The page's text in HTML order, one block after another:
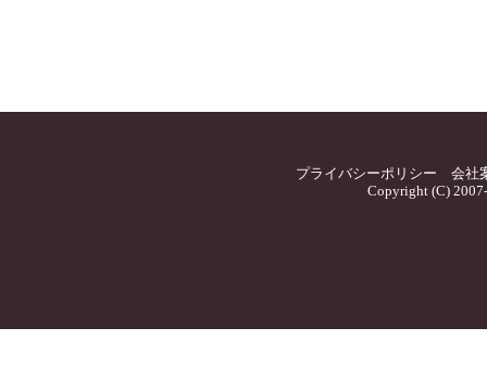
プライバシーポリシー
会社
Copyright (C)